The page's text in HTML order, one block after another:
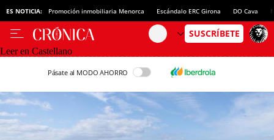
ES NOTICIA: Promoción inmobiliaria Menorca Escándalo ERC Girona DO Cava
Leer en Castellano
Pásate al MODO AHORRO